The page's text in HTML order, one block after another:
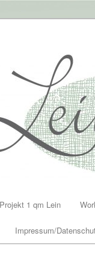
1 qm Lein
Impressum/